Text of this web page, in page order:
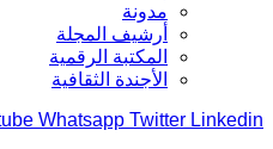
مدونة
أرشيف المجلة
المكتبة الرقمية
الأجندة الثقافية
Youtube Whatsapp Twitter